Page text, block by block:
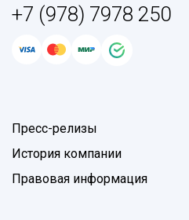
+7 (978) 7978 250
Пресс-релизы
История компании
Правовая информация